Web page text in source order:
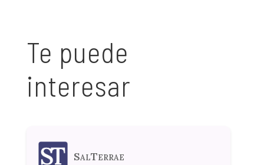
Te puede
interesar
SalTerrae